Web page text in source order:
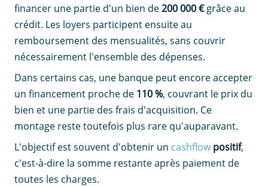
financer une partie d'un bien de200 000 €grâce au
crédit. Les loyers participent ensuite au
remboursement des mensualités, sans couvrir
nécessairement l'ensemble des dépenses.
Dans certains cas, une banque peut encore accepter
un financement proche de 110 %, couvrant le prix du
bien et une partie des frais d'acquisition. Ce
montage reste toutefois plus rare qu'auparavant.
L'objectif est souvent d'obtenir un cashflowpositif,
c'est-à-dire la somme restante après paiement de
toutes les charges.